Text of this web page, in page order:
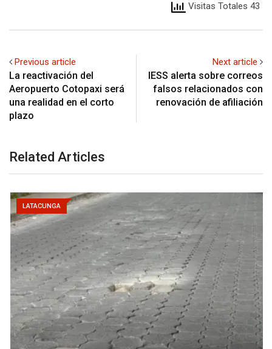
Visitas Totales 43
Previous article
La reactivación del
Aeropuerto Cotopaxi será
una realidad en el corto
plazo
Next article
IESS alerta sobre correos
falsos relacionados con
renovación de afiliación
Related Articles
LATACUNGA